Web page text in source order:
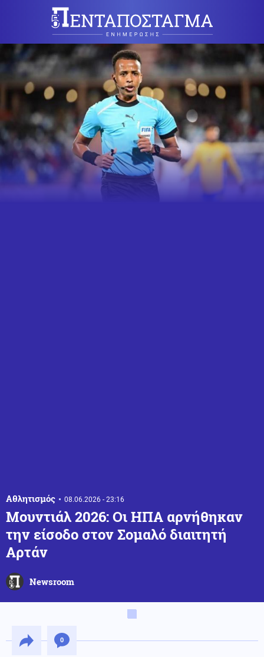
Αθλητισμός 08.06.2026 - 23:16
Μουντιάλ 2026: Οι ΗΠΑ αρνήθηκαν
την είσοδο στον Σομαλό διαιτητή
Αρτάν
Newsroom
0